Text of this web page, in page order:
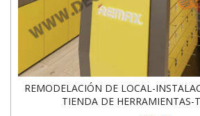
REMODELACIÓN DE LOCAL-
TIENDA DE HERRAMIENTAS-